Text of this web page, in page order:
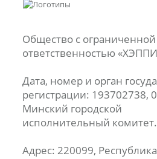
Общество с ограниченной
ответственностью
Дата, номер и орган
регистрации: 193702738,
Минский городской
исполнительный комитет.
Адрес: 220099,